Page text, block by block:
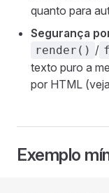
quanto para
Segurança
render() /
texto puro a
por HTML (veja
Exemplo